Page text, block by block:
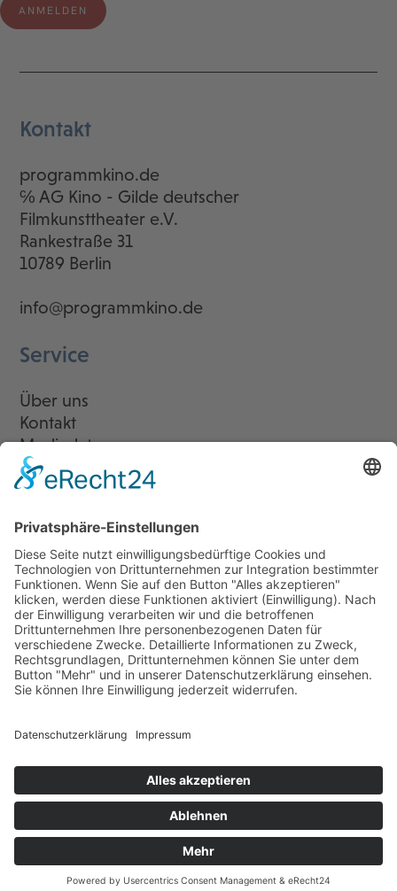
Kontakt
programmkino.de
℅ AG Kino - Gilde deutscher
Filmkunsttheater e.V.
Rankestraße 31
10789 Berlin
info@programmkino.de
Service
Über uns
Kontakt
Mediadaten
Newsletter
LogIn
Legal
Impressum
Datenschutzerklärung
Cookie-Einstellungen
Programmkino.de richtet sich an Film- und Kinobegeisterte jeden
Geschlechts. Zur besseren Lesbarkeit haben wir uns aber entschlossen,
auf eine Doppelnennung oder Genderzeichen zu verzichten. Wo möglich
MADE BYMUMBOMEDIA